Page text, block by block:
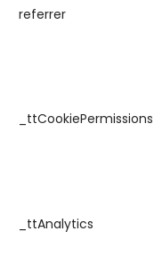
referrer
_ttCookiePermissions
_ttAnalytics